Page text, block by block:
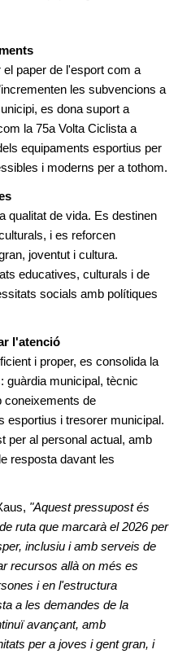
paper de l'esport com a
les subvencions a
es dona suport a
la 75a Volta Ciclista a
equipaments esportius per
i moderns per a tothom.
qualitat de vida. Es destinen
i es reforcen
joventut i cultura.
educatives, culturals i de
socials amb polítiques
l'atenció
i proper, es consolida la
guàrdia municipal, tècnic
coneixements de
esportius i tresorer municipal.
per al personal actual, amb
resposta davant les
"Aquest pressupost és
ruta que marcarà el 2026 per
inclusiu i amb serveis de
recursos allà on més es
i en l'estructura
a les demandes de la
avançant, amb
per a joves i gent gran, i